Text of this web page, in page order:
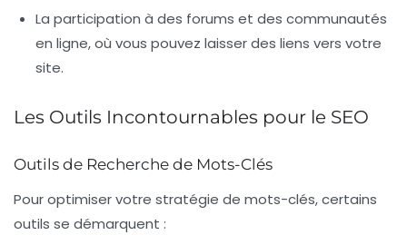
La participation à des forums et des communautés
en ligne, où vous pouvez laisser des liens vers votre
site.
Les Outils Incontournables pour le SEO
Outils de Recherche de Mots-Clés
Pour optimiser votre stratégie de mots-clés, certains
outils se démarquent :